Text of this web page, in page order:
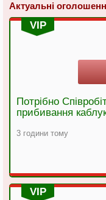
Актуальні
VIP
Потрібно
прибивання
3 години тому
VIP